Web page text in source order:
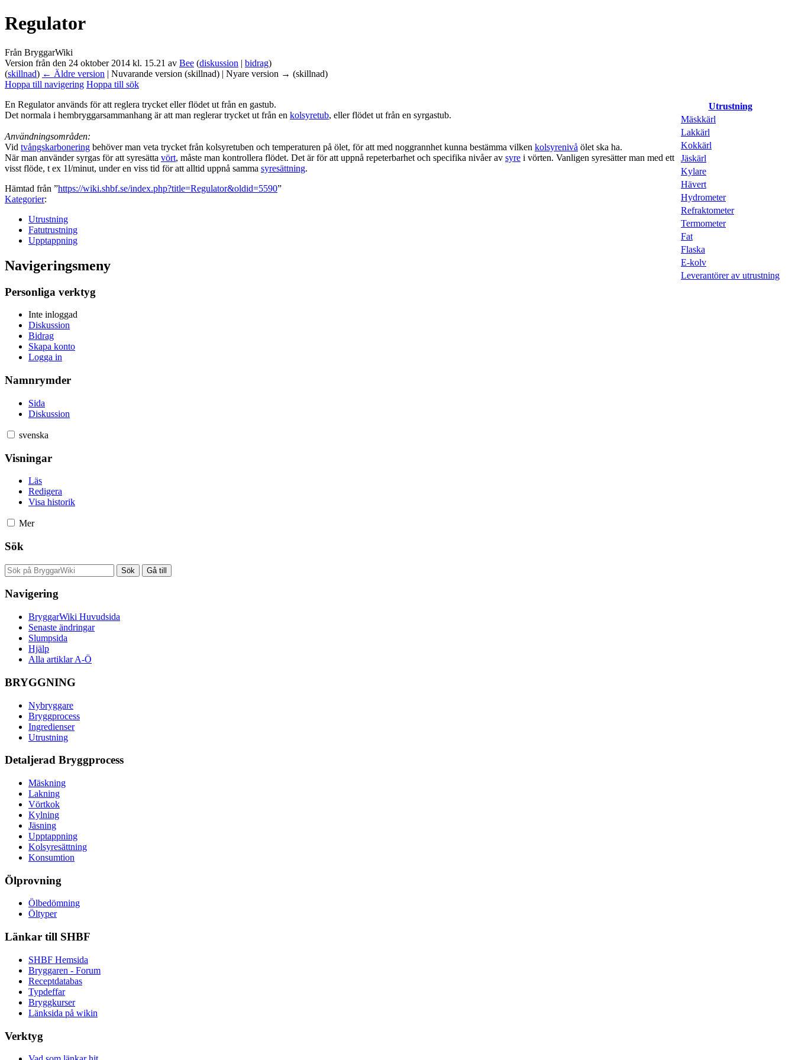
Regulator
Från BryggarWiki
Version från den 24 oktober 2014 kl. 15.21 av Bee (diskussion | bidrag)
(skillnad) ← Äldre version | Nuvarande version (skillnad) | Nyare version → (skillnad)
Hoppa till navigering Hoppa till sök
Utrustning
Mäskkärl
Lakkärl
Kokkärl
Jäskärl
Kylare
Hävert
Hydrometer
Refraktometer
Termometer
Fat
Flaska
E-kolv
Leverantörer av utrustning
En Regulator används för att reglera trycket eller flödet ut från en gastub.
Det normala i hembryggarsammanhang är att man reglerar trycket ut från en kolsyretub, eller flödet ut från en syrgastub.
Användningsområden:
Vid tvångskarbonering behöver man veta trycket från kolsyretuben och temperaturen på ölet, för att med noggrannhet kunna bestämma vilken kolsyrenivå ölet ska ha.
När man använder syrgas för att syresätta vört, måste man kontrollera flödet. Det är för att uppnå repeterbarhet och specifika nivåer av syre i vörten. Vanligen syresätter man med ett
visst flöde, t ex 1l/minut, under en viss tid för att alltid uppnå samma syresättning.
Hämtad från ”https://wiki.shbf.se/index.php?title=Regulator&oldid=5590”
Kategorier:
Utrustning
Fatutrustning
Upptappning
Navigeringsmeny
Personliga verktyg
Inte inloggad
Diskussion
Bidrag
Skapa konto
Logga in
Namnrymder
Sida
Diskussion
svenska
Visningar
Läs
Redigera
Visa historik
Mer
Sök
Navigering
BryggarWiki Huvudsida
Senaste ändringar
Slumpsida
Hjälp
Alla artiklar A-Ö
BRYGGNING
Nybryggare
Bryggprocess
Ingredienser
Utrustning
Detaljerad Bryggprocess
Mäskning
Lakning
Vörtkok
Kylning
Jäsning
Upptappning
Kolsyresättning
Konsumtion
Ölprovning
Ölbedömning
Öltyper
Länkar till SHBF
SHBF Hemsida
Bryggaren - Forum
Receptdatabas
Typdeffar
Bryggkurser
Länksida på wikin
Verktyg